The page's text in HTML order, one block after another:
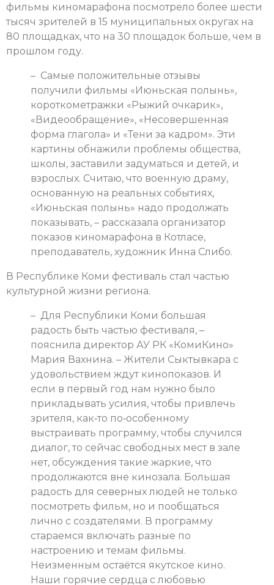
фильмы киномарафона посмотрело более шести
тысяч зрителей в 15 муниципальных округах на
80 площадках, что на 30 площадок больше, чем в
прошлом году.
– Самые положительные отзывы
получили фильмы «Июньская полынь»,
короткометражки «Рыжий очкарик»,
«Видеообращение», «Несовершенная
форма глагола» и «Тени за кад­ром». Эти
картины обнажили проблемы общества,
школы, заставили задуматься и детей, и
взрослых. Считаю, что военную драму,
основанную на реальных событиях,
«Июньская полынь» надо продолжать
показывать, – рассказала организатор
показов киномарафона в Котласе,
преподаватель, художник Инна Слибо.
В Республике Коми фестиваль стал частью
культурной жизни региона.
– Для Республики Коми большая
радость быть частью фестиваля, –
пояснила директор АУ РК «КомиКино»
Мария Вахнина. – Жители Сыктывкара с
удовольствием ждут кинопоказов. И
если в первый год нам нужно было
прикладывать усилия, чтобы привлечь
зрителя, как‑то по‑особенному
выстраивать программу, чтобы случился
диалог, то сейчас свободных мест в зале
нет, обсуждения такие жаркие, что
продолжаются вне кинозала. Большая
радость для северных людей не только
посмотреть фильм, но и пообщаться
лично с создателями. В программу
стараемся включать разные по
настроению и темам фильмы.
Неизменным остаётся якутское кино.
Наши горячие сердца с любовью